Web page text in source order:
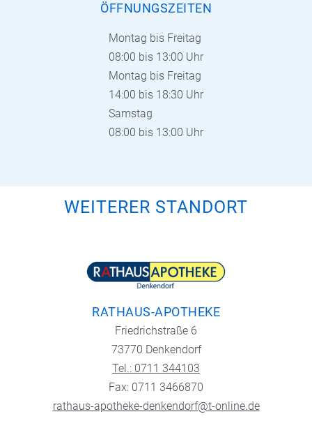
ÖFFNUNGSZEITEN
Montag bis Freitag
08:00 bis 13:00 Uhr
Montag bis Freitag
14:00 bis 18:30 Uhr
Samstag
08:00 bis 13:00 Uhr
WEITERER STANDORT
RATHAUS-APOTHEKE
Friedrichstraße 6
73770 Denkendorf
Tel.: 0711 344103
Fax: 0711 3466870
rathaus-apotheke-denkendorf@t-online.de